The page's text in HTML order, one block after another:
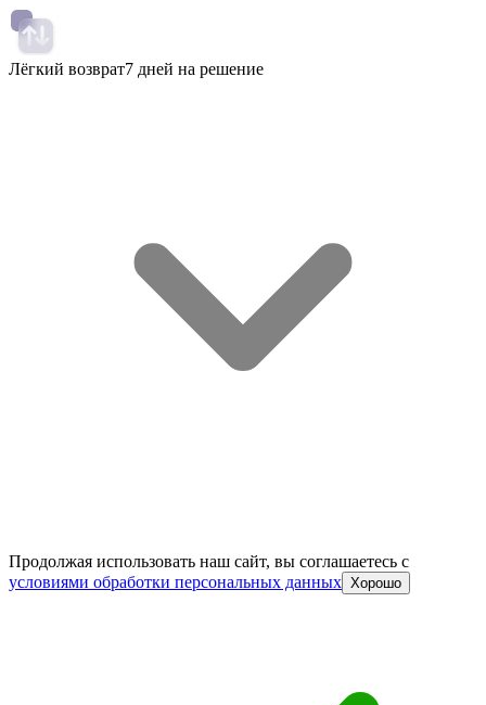
Лёгкий возврат7 дней на решение
Продолжая использовать наш сайт, вы соглашаетесь c
условиями обработки персональных данных Хорошо